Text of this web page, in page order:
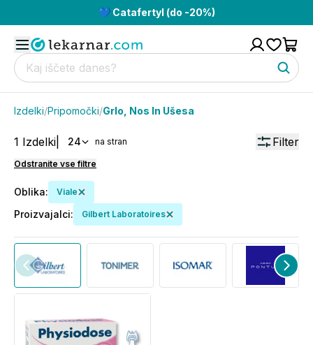
💙 Catafertyl (do -20%)
Izdelki/Pripomočki/Grlo, Nos In Ušesa
1 Izdelki 24 na stran Filter
Odstranite vse filtre
Oblika: Viale
Proizvajalci: Gilbert Laboratoires